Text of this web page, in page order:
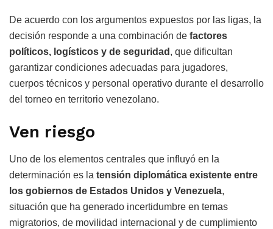
De acuerdo con los argumentos expuestos por las ligas, la
decisión responde a una combinación de factores
políticos, logísticos y de seguridad , que dificultan
garantizar condiciones adecuadas para jugadores,
cuerpos técnicos y personal operativo durante el desarrollo
del torneo en territorio venezolano.
Ven riesgo
Uno de los elementos centrales que influyó en la
determinación es la tensión diplomática existente entre
los gobiernos de Estados Unidos y Venezuela,
situación que ha generado incertidumbre en temas
migratorios, de movilidad internacional y de cumplimiento